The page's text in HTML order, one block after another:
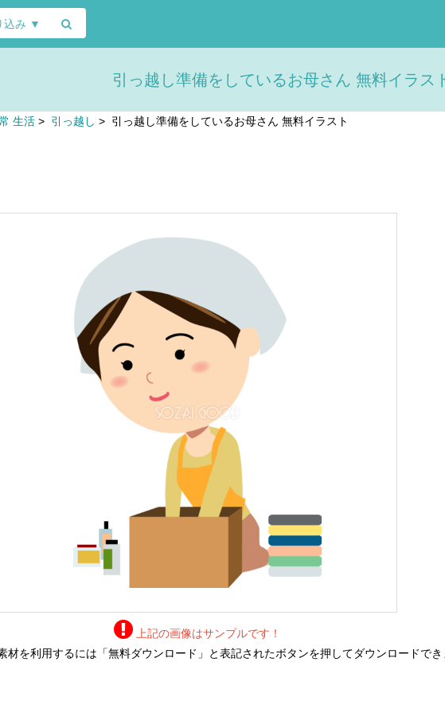
込み ▼
引っ越し準備をしているお母さん 無料イラス
生活 > 引っ越し > 引っ越し準備をしているお母さん 無料イラスト
上記の画像はサンプルです！
材を利用するには「無料ダウンロード」と表記されたボタンを押してダウンロードでき